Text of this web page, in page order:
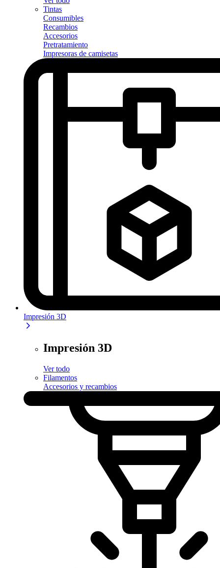
Tintas
Consumibles
Recambios
Accesorios
Pretratamiento
Impresoras de camisetas
Impresión 3D
Impresión 3D
Ver todo
Filamentos
Accesorios y recambios